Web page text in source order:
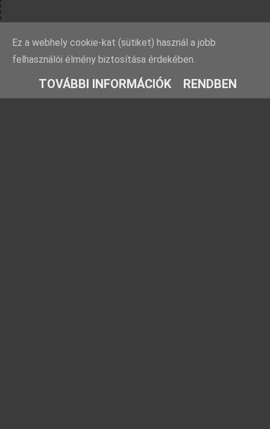
Ez a webhely cookie-kat (sütiket) használ a jobb
felhasználói élmény biztosítása érdekében.
TOVÁBBI INFORMÁCIÓK RENDBEN